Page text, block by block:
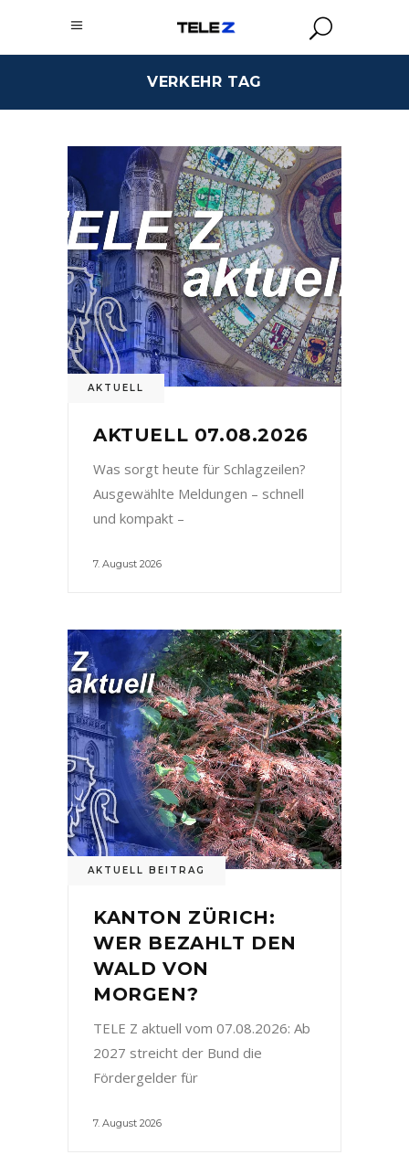
VERKEHR TAG
AKTUELL
AKTUELL 07.08.2026
Was sorgt heute für Schlagzeilen?
Ausgewählte Meldungen – schnell
und kompakt –
7. August 2026
AKTUELL BEITRAG
KANTON ZÜRICH:
WER BEZAHLT DEN
WALD VON
MORGEN?
TELE Z aktuell vom 07.08.2026: Ab
2027 streicht der Bund die
Fördergelder für
7. August 2026